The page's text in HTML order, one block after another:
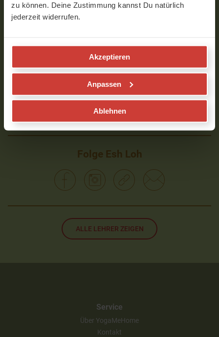
zu können. Deine Zustimmung kannst Du natürlich
jederzeit widerrufen.
Akzeptieren
Anpassen
Ablehnen
of
1
second
VIDEOS MIT ESH LOH
Folge Esh Loh
ALLE LEHRER ZEIGEN
Service
Über YogaMeHome
Kontakt